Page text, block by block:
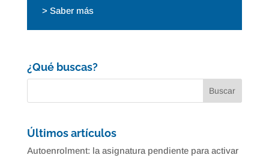
> Saber más
¿Qué buscas?
Últimos artículos
Autoenrolment: la asignatura pendiente para activar